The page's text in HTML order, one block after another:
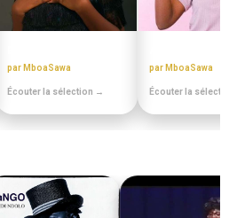
par MboaSawa
Écouter la sélection →
par MboaSawa
Écouter la